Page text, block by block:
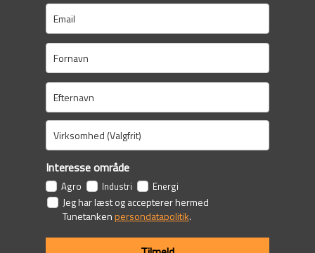
Interesse område
Agro Industri Energi
Jeg har læst og accepterer hermed
Tunetankenpersondatapolitik.